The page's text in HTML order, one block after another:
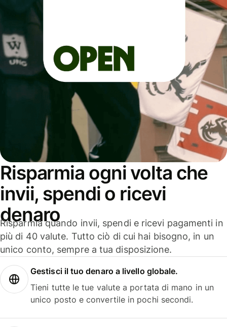
Risparmia ogni volta che
invii, spendi o ricevi
denaro
Risparmia quando invii, spendi e ricevi pagamenti in
più di 40 valute. Tutto ciò di cui hai bisogno, in un
unico conto, sempre a tua disposizione.
Gestisci il tuo denaro a livello globale.
Tieni tutte le tue valute a portata di mano in un
unico posto e convertile in pochi secondi.